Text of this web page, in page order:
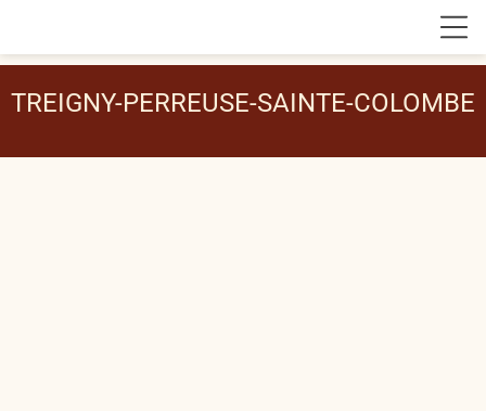
TREIGNY-PERREUSE-SAINTE-COLOMBE